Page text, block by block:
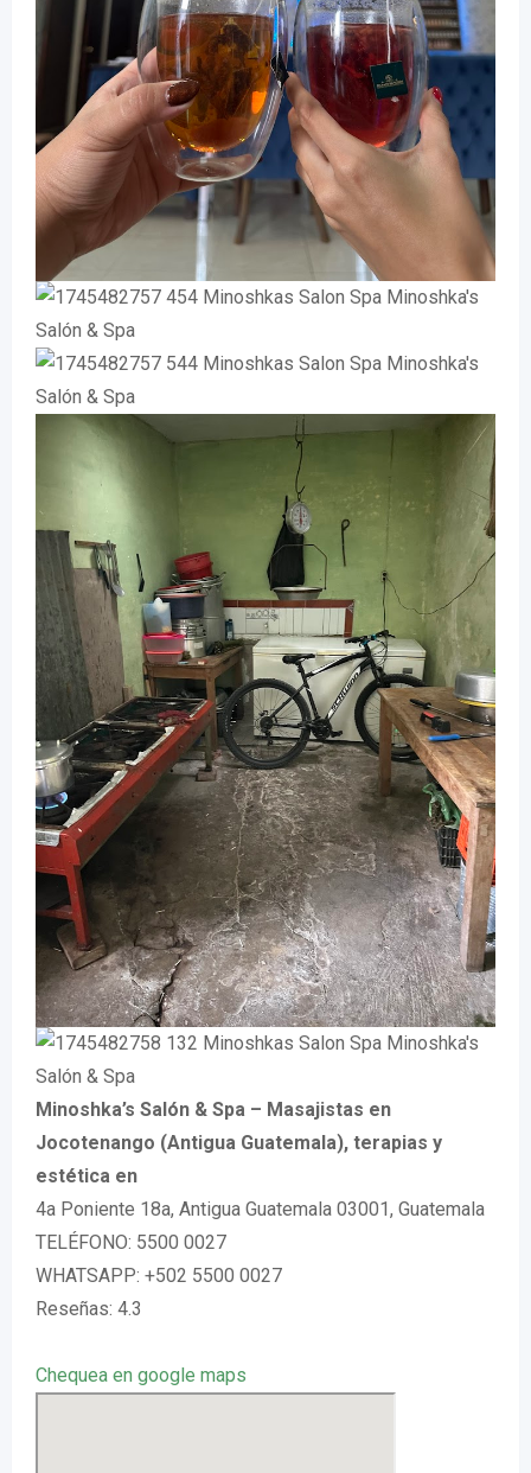
Minoshka’s Salón & Spa – Masajistas en
Jocotenango (Antigua Guatemala), terapias y
estética en
4a Poniente 18a, Antigua Guatemala 03001, Guatemala
TELÉFONO: 5500 0027
WHATSAPP: +502 5500 0027
Reseñas: 4.3
Chequea en google maps